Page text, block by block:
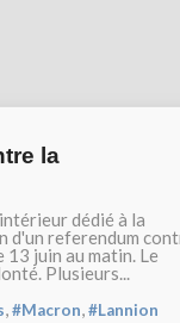
la
dédié à la
d'un referendum
juin au matin. Le
Plusieurs...
,#Macron,#Lannion